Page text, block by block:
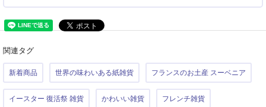
関連タグ
新着商品 世界の味わいある紙雑貨 フランスのお土産 スーベニア
イースター 復活祭 雑貨 かわいい雑貨 フレンチ雑貨